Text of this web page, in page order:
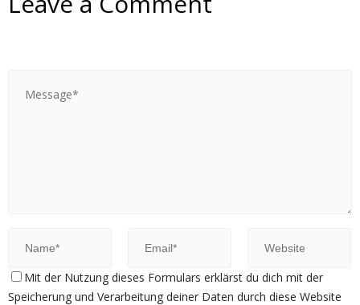
Mit der Nutzung dieses Formulars erklärst du dich mit der
Speicherung und Verarbeitung deiner Daten durch diese Website